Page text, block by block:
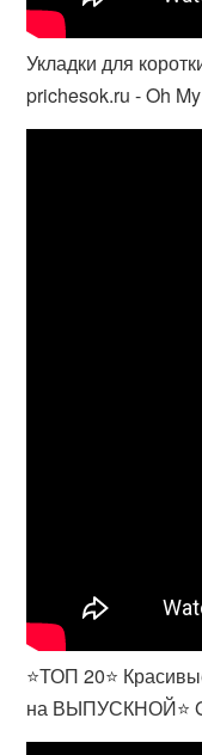
Укладки для
prichesok.ru - Oh
⭐ТОП 20⭐
на ВЫПУСКНОЙ⭐